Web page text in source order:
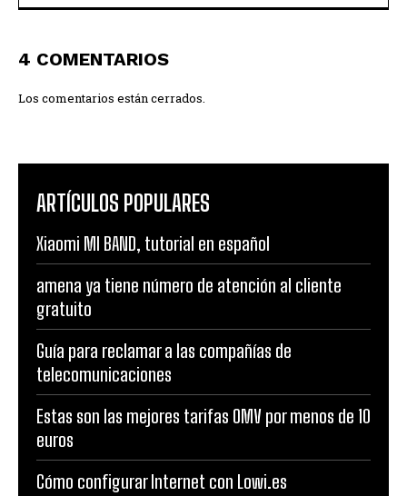
4 COMENTARIOS
Los comentarios están cerrados.
ARTÍCULOS POPULARES
Xiaomi MI BAND, tutorial en español
amena ya tiene número de atención al cliente
gratuito
Guía para reclamar a las compañías de
telecomunicaciones
Estas son las mejores tarifas OMV por menos de 10
euros
Cómo configurar Internet con Lowi.es